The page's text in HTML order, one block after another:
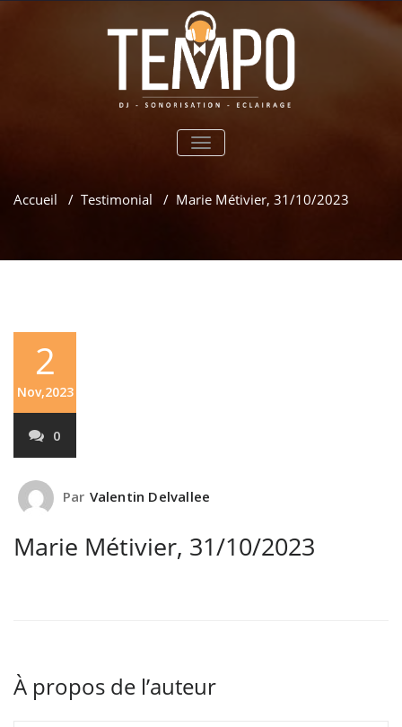
TOGGLE
Accueil / Testimonial / Marie Métivier, 31/10/2023
2
Nov,2023
0
Par Valentin Delvallee
Marie Métivier, 31/10/2023
À propos de l’auteur